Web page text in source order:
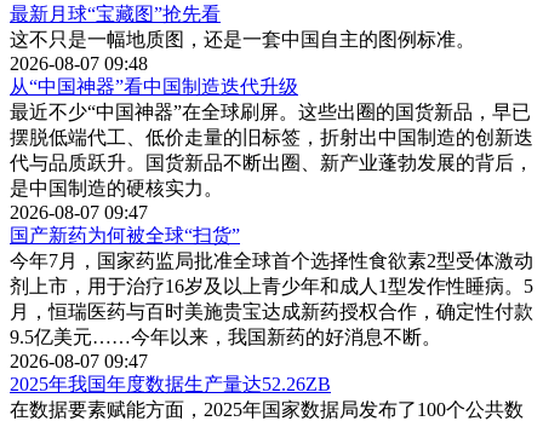
最新月球“宝藏图”抢先看
这不只是一幅地质图，还是一套中国自主的图例标准。
2026-08-07 09:48
从“中国神器”看中国制造迭代升级
最近不少“中国神器”在全球刷屏。这些出圈的国货新品，早已
摆脱低端代工、低价走量的旧标签，折射出中国制造的创新迭
代与品质跃升。国货新品不断出圈、新产业蓬勃发展的背后，
是中国制造的硬核实力。
2026-08-07 09:47
国产新药为何被全球“扫货”
今年7月，国家药监局批准全球首个选择性食欲素2型受体激动
剂上市，用于治疗16岁及以上青少年和成人1型发作性睡病。5
月，恒瑞医药与百时美施贵宝达成新药授权合作，确定性付款
9.5亿美元……今年以来，我国新药的好消息不断。
2026-08-07 09:47
2025年我国年度数据生产量达52.26ZB
在数据要素赋能方面，2025年国家数据局发布了100个公共数